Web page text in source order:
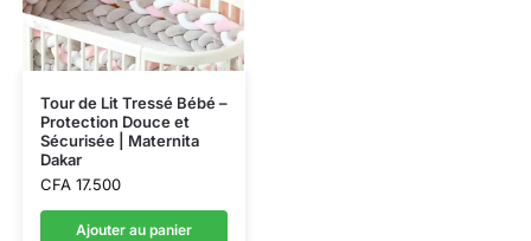
Tour de Lit Tressé Bébé –
Protection Douce et
Sécurisée | Maternita
Dakar
CFA17.500
Ajouter au panier